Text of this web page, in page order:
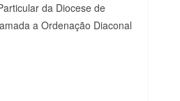
da Diocese de
a Ordenação Diaconal